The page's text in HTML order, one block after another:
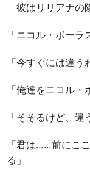
彼はリリアナの
「ニコル・ボーラ
「今すぐには違う
「俺達をニコル・
「そそるけど、違
「君は……前にこ
る」